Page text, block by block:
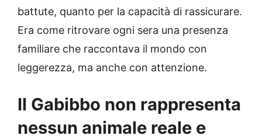
battute, quanto per la capacità di rassicurare.
Era come ritrovare ogni sera una presenza
familiare che raccontava il mondo con
leggerezza, ma anche con attenzione.
Il Gabibbo non rappresenta
nessun animale reale e